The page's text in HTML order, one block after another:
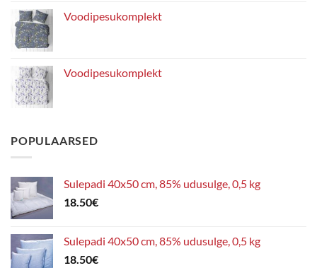
Voodipesukomplekt
Voodipesukomplekt
POPULAARSED
Sulepadi 40x50 cm, 85% udusulge, 0,5 kg
18.50€
Sulepadi 40x50 cm, 85% udusulge, 0,5 kg
18.50€